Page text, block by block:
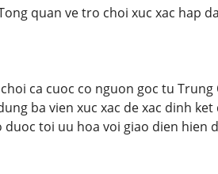
quan ve tro choi xuc xac hap
ca cuoc co nguon goc tu
ba vien xuc xac de xac dinh
duoc toi uu hoa voi giao dien